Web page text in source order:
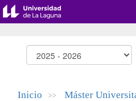
Inicio >>
Máster